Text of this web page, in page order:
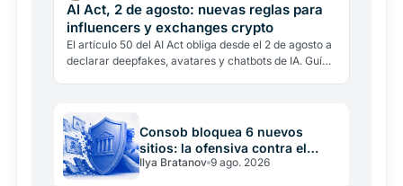
AI Act, 2 de agosto: nuevas reglas para
influencers y exchanges crypto
El artículo 50 del AI Act obliga desde el 2 de agosto a
declarar deepfakes, avatares y chatbots de IA. Guía
Consob bloquea 6 nuevos
sitios: la ofensiva contra el
trading y crypto ilegales
Ilya Bratanov 9 ago. 2026